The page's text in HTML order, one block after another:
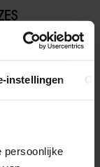
instellingen
persoonlijke